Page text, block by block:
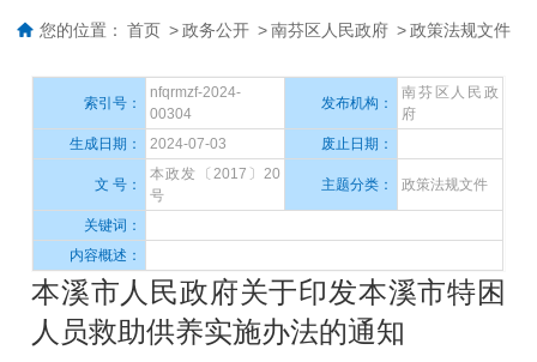
您的位置： 首页 > 政务公开 > 南芬区人民政府 > 政策法规文件
索引号：
nfqrmzf-2024-
00304
发布机构：
南芬区人民政
府
生成日期：
2024-07-03 废止日期：
文 号：
本政发〔2017〕20
号
主题分类： 政策法规文件
关键词：
内容概述：
本溪市人民政府关于印发本溪市特困
人员救助供养实施办法的通知